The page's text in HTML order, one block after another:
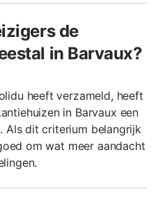
de
in Barvaux?
heeft verzameld, heeft
in Barvaux een
Als dit criterium belangrijk
om wat meer aandacht